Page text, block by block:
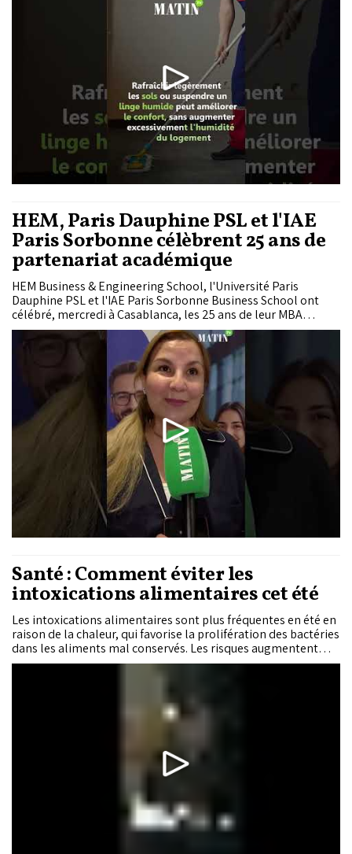
HEM, Paris Dauphine PSL et l'IAE
Paris Sorbonne célèbrent 25 ans de
partenariat académique
HEM Business & Engineering School, l'Université Paris
Dauphine PSL et l'IAE Paris Sorbonne Business School ont
célébré, mercredi à Casablanca, les 25 ans de leur MBA
conjoint. En un quart de siècle, ce programme de formation
exécutive a accompagné plus de 800 cadres, dirigeants et
entrepreneurs au Maroc et en Afrique, tout en...
Santé : Comment éviter les
intoxications alimentaires cet été
Les intoxications alimentaires sont plus fréquentes en été en
raison de la chaleur, qui favorise la prolifération des bactéries
dans les aliments mal conservés. Les risques augmentent
également avec les pique-niques, les voyages, les repas à
l'extérieur et les ruptures de la chaîne du froid.